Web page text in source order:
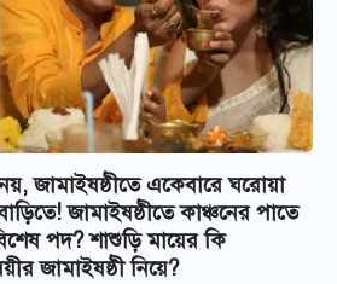
নয়, জামাইষষ্ঠীতে একেবারে ঘরোয়া
জামাইষষ্ঠীতে কাঞ্চনের পাতে
পদ? শাশুড়ি মায়ের কি
জামাইষষ্ঠী নিয়ে?